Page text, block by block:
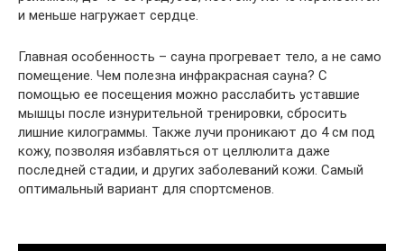
и меньше нагружает сердце.
Главная особенность – сауна прогревает тело, а не само
помещение. Чем полезна инфракрасная сауна? С
помощью ее посещения можно расслабить уставшие
мышцы после изнурительной тренировки, сбросить
лишние килограммы. Также лучи проникают до 4 см под
кожу, позволяя избавляться от целлюлита даже
последней стадии, и других заболеваний кожи. Самый
оптимальный вариант для спортсменов.